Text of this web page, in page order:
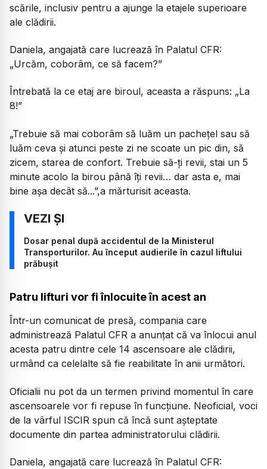
scările, inclusiv pentru a ajunge la etajele superioare
ale clădirii.
Daniela, angajată care lucrează în Palatul CFR:
„Urcăm, coborâm, ce să facem?”
Întrebată la ce etaj are biroul, aceasta a răspuns: „La
8!”
„Trebuie să mai coborâm să luăm un pachețel sau să
luăm ceva și atunci peste zi ne scoate un pic din, să
zicem, starea de confort. Trebuie să-ți revii, stai un 5
minute acolo la birou până îți revii… dar asta e, mai
bine așa decât să...”,a mărturisit aceasta.
Dosar penal după accidentul de la Ministerul
Transporturilor. Au început audierile în cazul liftului
prăbușit
Patru lifturi vor fi înlocuite în acest an
Într-un comunicat de presă, compania care
administrează Palatul CFR a anunțat că va înlocui anul
acesta patru dintre cele 14 ascensoare ale clădirii,
urmând ca celelalte să fie reabilitate în anii următori.
Oficialii nu pot da un termen privind momentul în care
ascensoarele vor fi repuse în funcțiune. Neoficial, voci
de la vârful ISCIR spun că încă sunt așteptate
documente din partea administratorului clădirii.
Daniela, angajată care lucrează în Palatul CFR: